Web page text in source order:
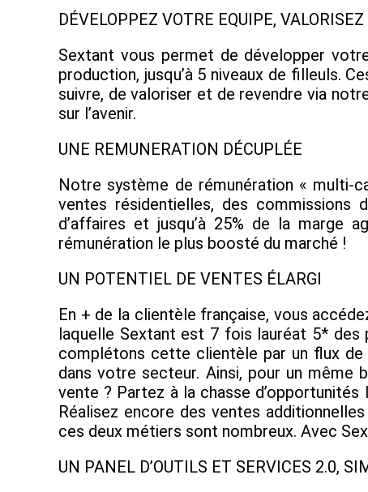
DÉVELOPPEZ VOTRE EQUIPE,
Sextant vous permet de développer
production, jusqu’à 5 niveaux de filleuls.
suivre, de valoriser et de revendre via
sur l’avenir.
UNE REMUNERATION DÉCUPLÉE
Notre système de rémunération « multi-
ventes résidentielles, des commissions
d’affaires et jusqu’à 25% de la marge
rémunération le plus boosté du marché !
UN POTENTIEL DE VENTES ÉLARGI
En + de la clientèle française, vous
laquelle Sextant est 7 fois lauréat 5* des
complétons cette clientèle par un flux
dans votre secteur. Ainsi, pour un même
vente ? Partez à la chasse
Réalisez encore des ventes
ces deux métiers sont nombreux. Avec
UN PANEL D’OUTILS ET SERVICES 2.0,